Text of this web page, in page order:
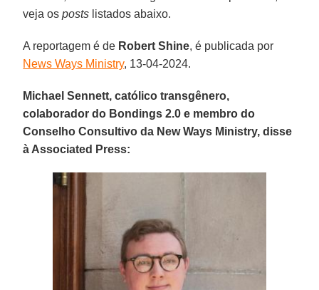
veja osposts listados abaixo.
A reportagem é de Robert Shine, é publicada por
News Ways Ministry, 13-04-2024.
Michael Sennett, católico transgênero,
colaborador do Bondings 2.0 e membro do
Conselho Consultivo da New Ways Ministry, disse
à Associated Press: